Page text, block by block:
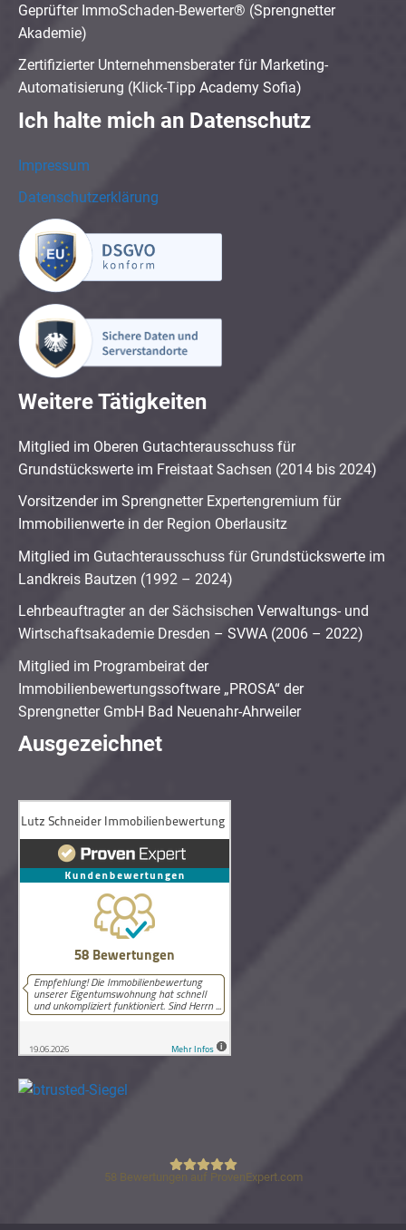
Geprüfter ImmoSchaden-Bewerter® (Sprengnetter
Akademie)
Zertifizierter Unternehmensberater für Marketing-
Automatisierung (Klick-Tipp Academy Sofia)
Ich halte mich an Datenschutz
Impressum
Datenschutzerklärung
Weitere Tätigkeiten
Mitglied im Oberen Gutachterausschuss für
Grundstückswerte im Freistaat Sachsen (2014 bis 2024)
Vorsitzender im Sprengnetter Expertengremium für
Immobilienwerte in der Region Oberlausitz
Mitglied im Gutachterausschuss für Grundstückswerte im
Landkreis Bautzen (1992 – 2024)
Lehrbeauftragter an der Sächsischen Verwaltungs- und
Wirtschaftsakademie Dresden – SVWA (2006 – 2022)
Mitglied im Programbeirat der
Immobilienbewertungssoftware „PROSA“ der
Sprengnetter GmbH Bad Neuenahr-Ahrweiler
Ausgezeichnet
Lutz Schneider Immobilienbewertung
58 Bewertungen auf ProvenExpert.com